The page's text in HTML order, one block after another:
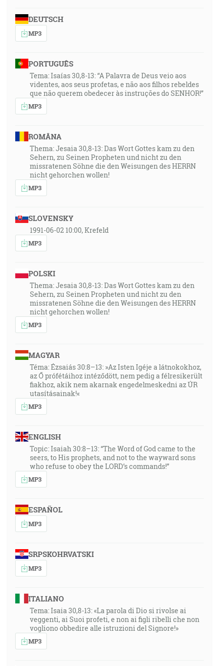
DEUTSCH
MP3
PORTUGUÊS
Tema: Isaías 30,8-13: “A Palavra de Deus veio aos
videntes, aos seus profetas, e não aos filhos rebeldes
que não querem obedecer às instruções do SENHOR!”
MP3
ROMÂNA
Thema: Jesaia 30,8-13: Das Wort Gottes kam zu den
Sehern, zu Seinen Propheten und nicht zu den
missratenen Söhne die den Weisungen des HERRN
nicht gehorchen wollen!
MP3
SLOVENSKY
1991-06-02 10:00, Krefeld
MP3
POLSKI
Thema: Jesaia 30,8-13: Das Wort Gottes kam zu den
Sehern, zu Seinen Propheten und nicht zu den
missratenen Söhne die den Weisungen des HERRN
nicht gehorchen wollen!
MP3
MAGYAR
Téma: Ézsaiás 30:8–13: »Az Isten Igéje a látnokokhoz,
az Ő prófétáihoz intéződött, nem pedig a félresikerült
fiakhoz, akik nem akarnak engedelmeskedni az ÚR
utasításainak!«
MP3
ENGLISH
Topic: Isaiah 30:8–13: “The Word of God came to the
seers, to His prophets, and not to the wayward sons
who refuse to obey the LORD’s commands!”
MP3
ESPAÑOL
MP3
SRPSKOHRVATSKI
MP3
ITALIANO
Tema: Isaia 30,8-13: «La parola di Dio si rivolse ai
veggenti, ai Suoi profeti, e non ai figli ribelli che non
vogliono obbedire alle istruzioni del Signore!»
MP3